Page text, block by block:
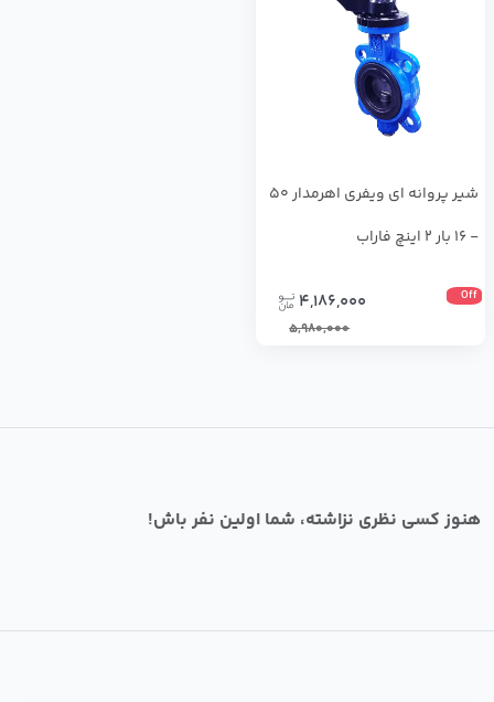
شير پروانه اي ويفري اهرمدار 50
- 16 بار 2 اینچ فاراب
Off
4,186,000
5,980,000
هنوز کسی نظری نزاشته، شما اولین نفر باش!